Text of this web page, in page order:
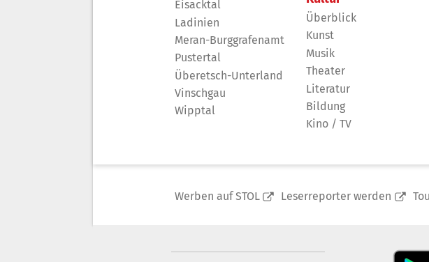
Eisacktal
Ladinien
Meran-Burggrafenamt
Pustertal
Überetsch-Unterland
Vinschgau
Wipptal
Überblick
Kunst
Musik
Theater
Literatur
Bildung
Kino / TV
Werben auf STOL Leserreporter werden